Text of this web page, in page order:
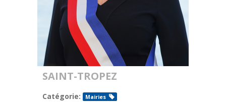
SAINT-TROPEZ
Catégorie: Mairies